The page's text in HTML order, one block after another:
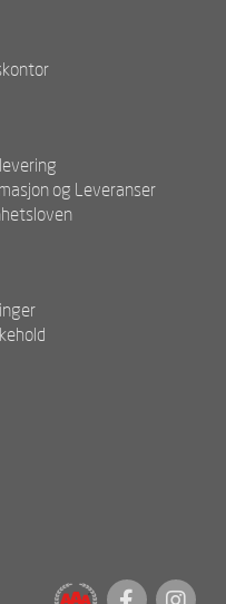
og Leveranser